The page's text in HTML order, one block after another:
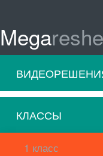
Mega
КЛАССЫ
1 класс